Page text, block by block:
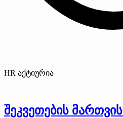
HR აქტიურია
შეკვეთების